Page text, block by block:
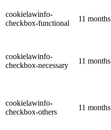
cookielawinfo-
checkbox-functional
11 months
cookielawinfo-
checkbox-necessary
11 months
cookielawinfo-
checkbox-others
11 months